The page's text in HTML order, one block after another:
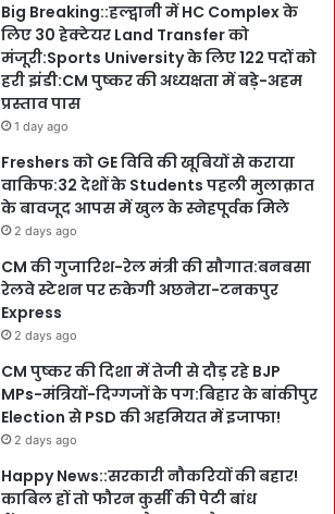
Big Breaking::हल्द्वानी में HC Complex के
लिए 30 हेक्टेयर Land Transfer को
मंजूरी:Sports University के लिए 122 पदों को
हरी झंडी:CM पुष्कर की अध्यक्षता में बड़े-अहम
प्रस्ताव पास
1 day ago
Freshers को GE विवि की खूबियों से कराया
वाकिफ:32 देशों के Students पहली मुलाक़ात
के बावजूद आपस में खुल के स्नेहपूर्वक मिले
2 days ago
CM की गुजारिश-रेल मंत्री की सौगात:बनबसा
रेलवे स्टेशन पर रुकेगी अछनेरा-टनकपुर
Express
2 days ago
CM पुष्कर की दिशा में तेजी से दौड़ रहे BJP
MPs-मंत्रियों-दिग्गजों के पग:बिहार के बांकीपुर
Election से PSD की अहमियत में इजाफा!
2 days ago
Happy News::सरकारी नौकरियों की बहार!
काबिल हों तो फौरन कुर्सी की पेटी बांध